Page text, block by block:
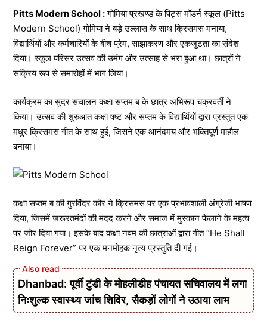
Pitts Modern School :गोमिया प्रखण्ड के पिट्स मॉडर्न स्कूल (Pitts
Modern School) गोमिया ने बड़े उल्लास के साथ क्रिसमस मनाया,
विद्यार्थियों और कर्मचारियों के बीच प्रेम, साझाकरण और एकजुटता का संदेश
दिया। स्कूल परिसर उत्सव की उमंग और उत्साह से भरा हुआ था। छात्रों ने
सक्रिय रूप से समारोहों में भाग लिया।
कार्यक्रम का सुंदर संचालन कक्षा सप्तम ब के छात्र अभिरूप चक्रवर्ती ने
किया। उत्सव की शुरुआत कक्षा षष्ट और सप्तम के विद्यार्थियों द्वारा प्रस्तुत एक
मधुर क्रिसमस गीत के साथ हुई, जिसने एक आनंदमय और भक्तिपूर्ण माहौल
बनाया।
कक्षा सप्तम ब की गुरविंदर कौर ने क्रिसमस पर एक प्रभावशाली अंग्रेजी भाषण
दिया, जिसमें जरूरतमंदों की मदद करने और समाज में मुस्कान फैलाने के महत्व
पर जोर दिया गया। इसके बाद कक्षा नवम की छात्राओं द्वारा गीत “He Shall
Reign Forever” पर एक मनमोहक नृत्य प्रस्तुति दी गई।
Dhanbad: पूर्वी टुंडी के मोहलीडीह पंचायत सचिवालय में लगा
निःशुल्क स्वास्थ्य जांच शिविर, सैकड़ों लोगों ने उठाया लाभ